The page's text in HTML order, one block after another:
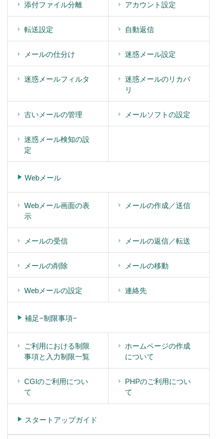
添付ファイル分離 アカウント設定
転送設定 自動返信
メールの仕分け 迷惑メール設定
迷惑メールフィルタ
迷惑メールのリカバ
リ
古いメールの管理 メールソフトの設定
迷惑メール検知の設
定
Webメール
Webメール画面の表
示
メールの作成／送信
メールの受信 メールの返信／転送
メールの削除 メールの移動
Webメールの設定 連絡先
補足−制限事項−
ご利用における制限
事項と入力制限一覧
ホームページの作成
について
CGIのご利用につい
て
PHPのご利用につい
て
スタートアップガイド